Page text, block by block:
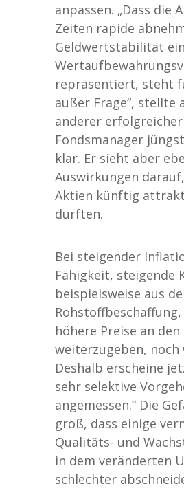
anpassen. „Dass die
Zeiten rapide
Geldwertstabilität
repräsentiert, steht
außer Frage“, stellte
anderer erfolgreicher
Fondsmanager
klar. Er sieht aber
Auswirkungen
Aktien künftig
dürften.
Bei steigender
Fähigkeit, steigende
beispielsweise aus
höhere Preise an
weiterzugeben, noch
Deshalb erscheine
sehr selektive
angemessen.“ Die
groß, dass einige
Qualitäts- und
in dem veränderten
schlechter